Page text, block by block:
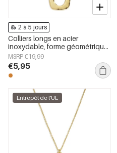
2 à 5 jours
Colliers longs en acier
inoxydable, forme géométrique,
collection simple pour le
quotidien, bijoux pour femmes
MSRP €19,99
€5,95
Entrepôt de l'UE